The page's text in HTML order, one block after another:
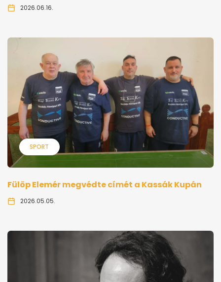
2026.06.16.
SPORT
Fülöp Elemér megvédte címét a Kassák Kupán
2026.05.05.